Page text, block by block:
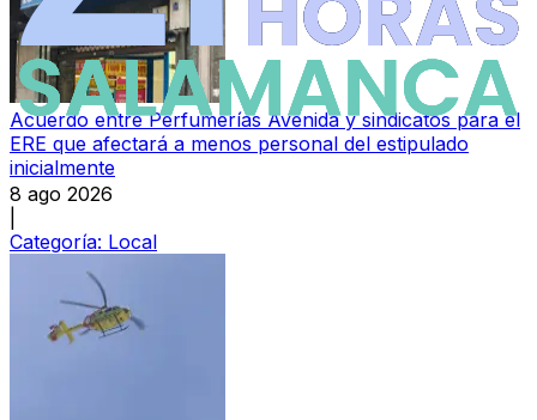
Acuerdo entre Perfumerías Avenida y sindicatos para el
ERE que afectará a menos personal del estipulado
inicialmente
8 ago 2026
Categoría: Local